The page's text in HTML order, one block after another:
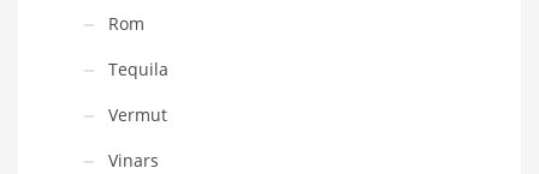
Rom
Tequila
Vermut
Vinars